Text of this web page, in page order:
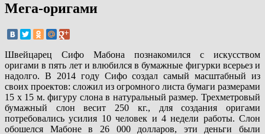
Мега-оригами
Швейцарец Сифо Мабона познакомился с искусством
оригами в пять лет и влюбился в бумажные фигурки всерьез и
надолго. В 2014 году Сифо создал самый масштабный из
своих проектов: сложил из огромного листа бумаги размерами
15 х 15 м. фигуру слона в натуральный размер. Трехметровый
бумажный слон весит 250 кг., для создания оригами
потребовались усилия 10 человек и 4 недели работы. Слон
обошелся Мабоне в 26 000 долларов, эти деньги были